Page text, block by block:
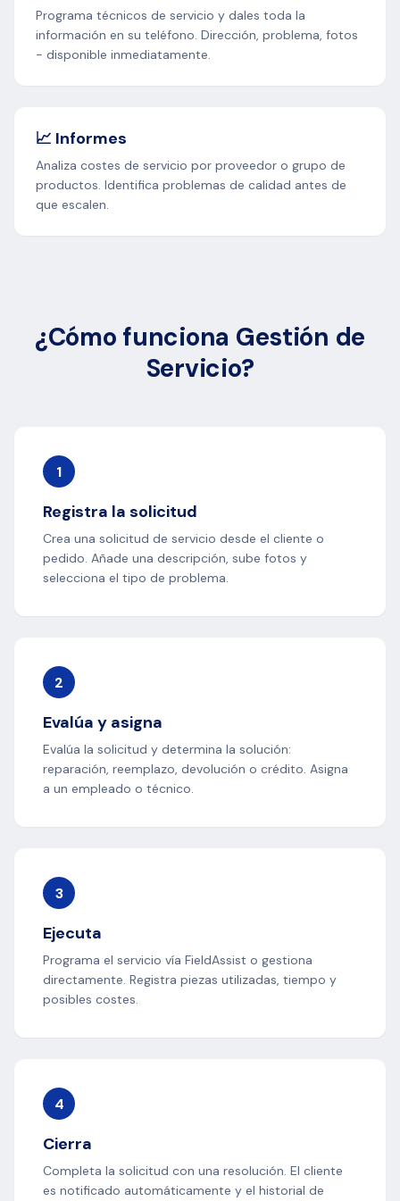
Programa técnicos de servicio y dales toda la
información en su teléfono. Dirección, problema, fotos
- disponible inmediatamente.
📈 Informes
Analiza costes de servicio por proveedor o grupo de
productos. Identifica problemas de calidad antes de
que escalen.
¿Cómo funciona Gestión de
Servicio?
1
Registra la solicitud
Crea una solicitud de servicio desde el cliente o
pedido. Añade una descripción, sube fotos y
selecciona el tipo de problema.
2
Evalúa y asigna
Evalúa la solicitud y determina la solución:
reparación, reemplazo, devolución o crédito. Asigna
a un empleado o técnico.
3
Ejecuta
Programa el servicio vía FieldAssist o gestiona
directamente. Registra piezas utilizadas, tiempo y
posibles costes.
4
Cierra
Completa la solicitud con una resolución. El cliente
es notificado automáticamente y el historial de